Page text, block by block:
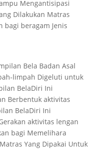
Mengantisipasi
Dilakukan Matras
bagi beragam Jenis
Bela Badan Asal
limpah Digeluti untuk
BelaDiri Ini
Berbentuk aktivitas
BelaDiri Ini
aktivitas lengan
bagi Memelihara
Yang Dipakai Untuk